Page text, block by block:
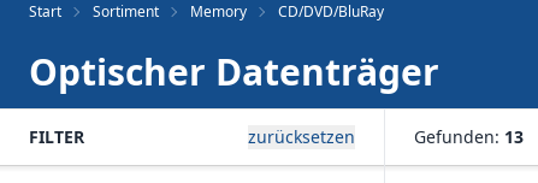
Start Sortiment Memory CD/DVD/BluRay
Optischer Datenträger
FILTER zurücksetzen Gefunden: 13